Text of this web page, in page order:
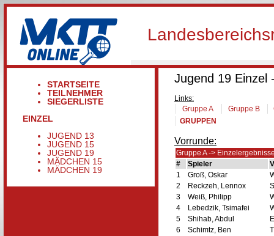
STARTSEITE
TEILNEHMER
SIEGERLISTE
EINZEL
JUGEND 13
JUGEND 15
JUGEND 19
MÄDCHEN 15
MÄDCHEN 19
Jugend 19 Einzel
Links:
Gruppe A
Gruppe B
GRUPPEN
Vorrunde:
Gruppe A ->
#
Spieler
1
Groß, Oskar
2
Reckzeh, Lennox
3
Weiß, Philipp
4
Lebedzik, Tsimafei
5
Shihab, Abdul
6
Schimtz, Ben